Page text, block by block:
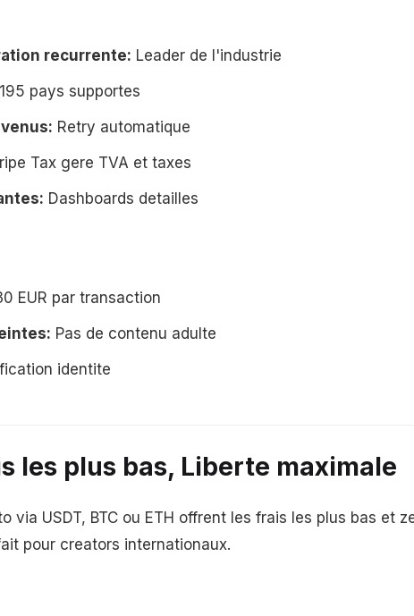
recurrente: Leader de l'industrie
195 pays supportes
Retry automatique
Tax gere TVA et taxes
Dashboards detailles
EUR par transaction
Pas de contenu adulte
identite
les plus bas, Liberte maximale
via USDT, BTC ou ETH offrent les frais les plus bas et
pour creators internationaux.